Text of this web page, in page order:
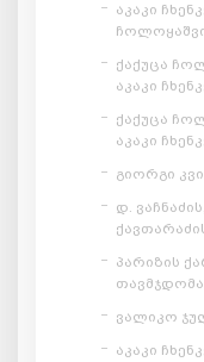
აკაკი
ქაქუცა
აკაკი
ქაქუცა
აკაკი
გიორგი
დ.
პარიზის
ვალიკო
აკაკი